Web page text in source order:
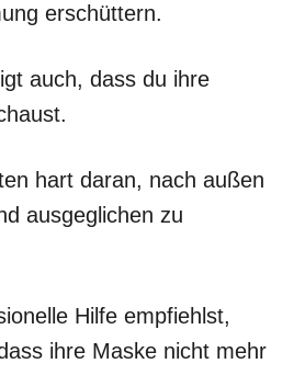
erschüttern.
auch, dass du ihre
hart daran, nach außen
ausgeglichen zu
Hilfe empfiehlst,
ihre Maske nicht mehr